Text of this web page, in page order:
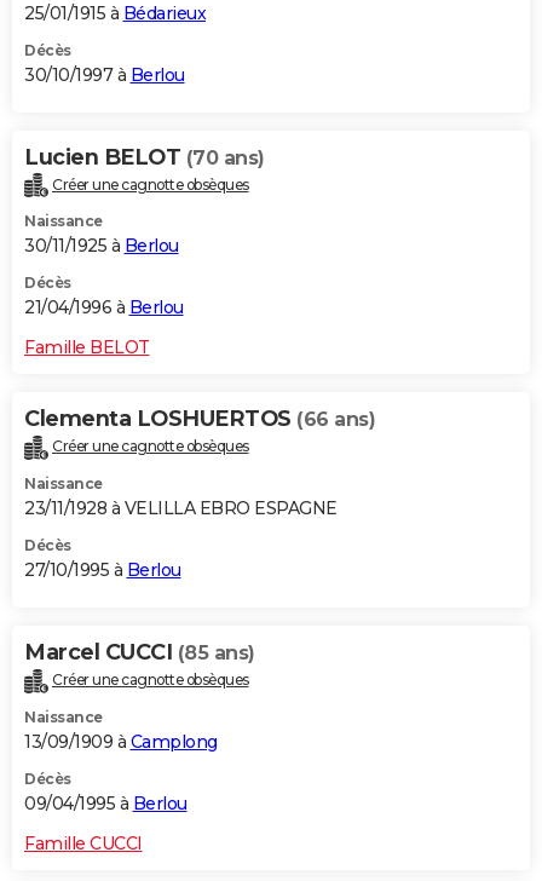
25/01/1915 à Bédarieux
Décès
30/10/1997 à Berlou
Lucien BELOT (70 ans)
Créer une cagnotte obsèques
Naissance
30/11/1925 à Berlou
Décès
21/04/1996 à Berlou
Famille BELOT
Clementa LOSHUERTOS (66 ans)
Créer une cagnotte obsèques
Naissance
23/11/1928 à VELILLA EBRO ESPAGNE
Décès
27/10/1995 à Berlou
Marcel CUCCI (85 ans)
Créer une cagnotte obsèques
Naissance
13/09/1909 à Camplong
Décès
09/04/1995 à Berlou
Famille CUCCI